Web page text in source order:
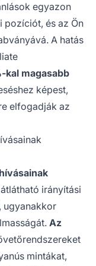
egyazon
és az Ön
A hatás
kal magasabb
képest,
elfogadják az
irányítási
ugyanakkor
Az
mintákat,